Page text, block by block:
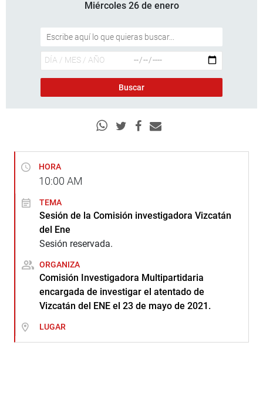
Miércoles 26 de enero
HORA
10:00 AM
TEMA
Sesión de la Comisión investigadora Vizcatán
del Ene
Sesión reservada.
ORGANIZA
Comisión Investigadora Multipartidaria
encargada de investigar el atentado de
Vizcatán del ENE el 23 de mayo de 2021.
LUGAR